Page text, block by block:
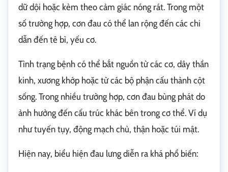
dữ dội hoặc kèm theo cảm giác nóng rát. Trong một
số trường hợp, cơn đau có thể lan rộng đến các chi
dẫn đến tê bì, yếu cơ.
Tình trạng bệnh có thể bắt nguồn từ các cơ, dây thần
kinh, xương khớp hoặc từ các bộ phận cấu thành cột
sống. Trong nhiều trường hợp, cơn đau bùng phát do
ảnh hưởng đến cấu trúc khác bên trong cơ thể. Ví dụ
như tuyến tụy, động mạch chủ, thận hoặc túi mật.
Hiện nay, biểu hiện đau lưng diễn ra khá phổ biến: